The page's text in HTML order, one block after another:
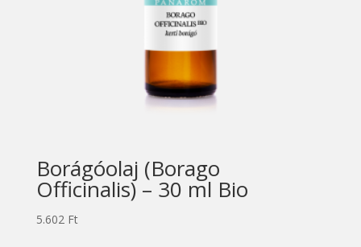
Borágóolaj (Borago
Officinalis) – 30 ml Bio
5.602 Ft